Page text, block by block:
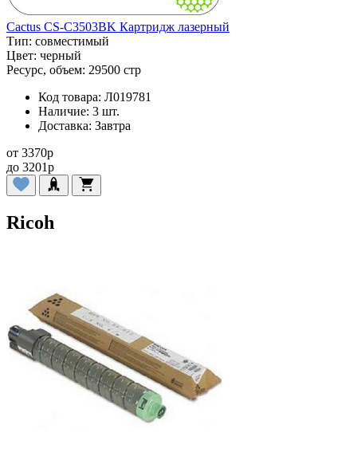
Cactus CS-C3503BK Картридж лазерный
Тип: совместимый
Цвет: черный
Ресурс, объем: 29500 стр
Код товара: Л019781
Наличие: 3 шт.
Доставка: Завтра
от 3370p
до 3201p
Ricoh